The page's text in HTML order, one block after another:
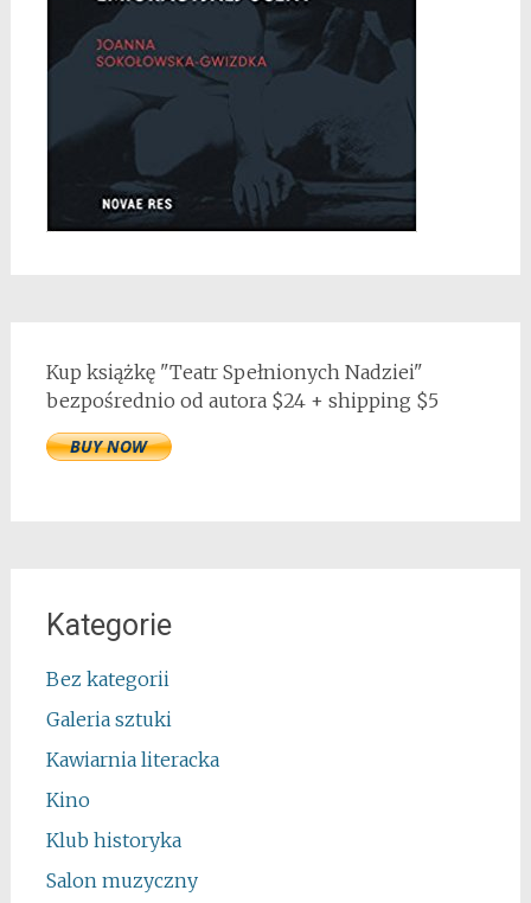
Kup książkę "Teatr Spełnionych Nadziei"
bezpośrednio od autora $24 + shipping $5
Kategorie
Bez kategorii
Galeria sztuki
Kawiarnia literacka
Kino
Klub historyka
Salon muzyczny